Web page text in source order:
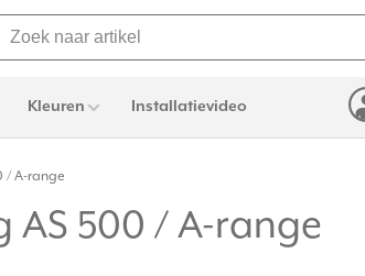
Kleuren Installatievideo
/ A-range
AS 500 / A-range